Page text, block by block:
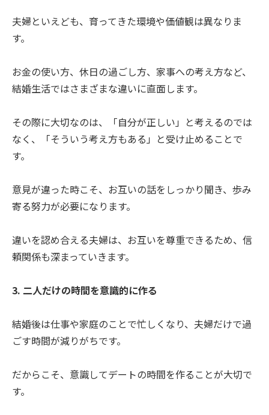
夫婦といえども、育ってきた環境や価値観は異なりま
す。
お金の使い方、休日の過ごし方、家事への考え方など、
結婚生活ではさまざまな違いに直面します。
その際に大切なのは、「自分が正しい」と考えるのでは
なく、「そういう考え方もある」と受け止めることで
す。
意見が違った時こそ、お互いの話をしっかり聞き、歩み
寄る努力が必要になります。
違いを認め合える夫婦は、お互いを尊重できるため、信
頼関係も深まっていきます。
3. 二人だけの時間を意識的に作る
結婚後は仕事や家庭のことで忙しくなり、夫婦だけで過
ごす時間が減りがちです。
だからこそ、意識してデートの時間を作ることが大切で
す。